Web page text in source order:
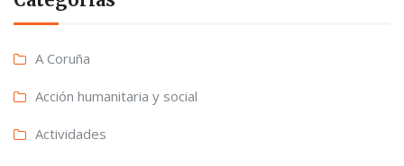
A Coruña
Acción humanitaria y social
Actividades